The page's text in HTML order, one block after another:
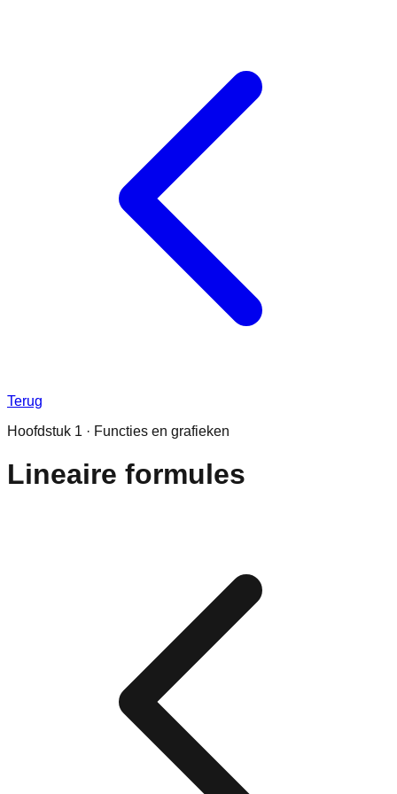
Terug
Hoofdstuk 1 · Functies en grafieken
Lineaire formules